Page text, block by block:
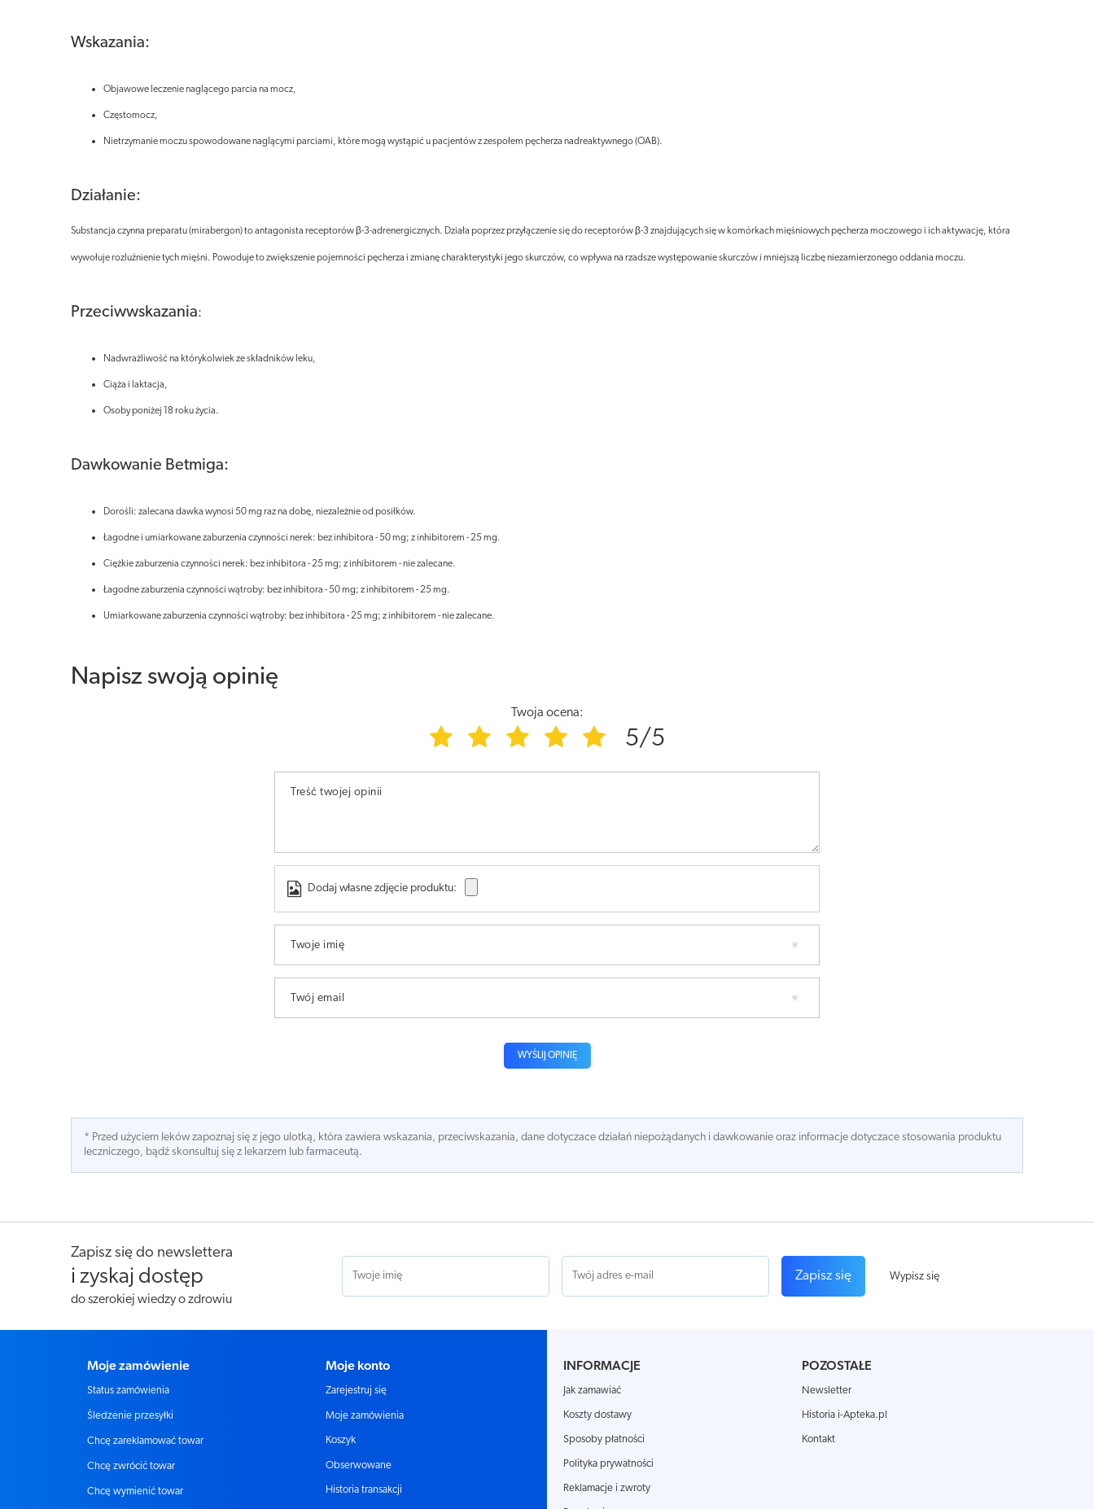
Wskazania:
Objawowe leczenie naglącego parcia na mocz,
Częstomocz,
Nietrzymanie moczu spowodowane naglącymi parciami, które mogą wystąpić u pacjentów z zespołem pęcherza nadreaktywnego (OAB).
Działanie:
Substancja czynna preparatu (mirabergon) to antagonista receptorów β-3-adrenergicznych. Działa poprzez przyłączenie się do receptorów β-3 znajdujących się w komórkach mięśniowych pęcherza moczowego i ich aktywację, która
wywołuje rozluźnienie tych mięśni. Powoduje to zwiększenie pojemności pęcherza i zmianę charakterystyki jego skurczów, co wpływa na rzadsze występowanie skurczów i mniejszą liczbę niezamierzonego oddania moczu.
Przeciwwskazania:
Nadwrażliwość na którykolwiek ze składników leku,
Ciąża i laktacja,
Osoby poniżej 18 roku życia.
Dawkowanie Betmiga:
Dorośli: zalecana dawka wynosi 50 mg raz na dobę, niezależnie od posiłków.
Łagodne i umiarkowane zaburzenia czynności nerek: bez inhibitora - 50 mg; z inhibitorem - 25 mg.
Ciężkie zaburzenia czynności nerek: bez inhibitora - 25 mg; z inhibitorem - nie zalecane.
Łagodne zaburzenia czynności wątroby: bez inhibitora - 50 mg; z inhibitorem - 25 mg.
Umiarkowane zaburzenia czynności wątroby: bez inhibitora - 25 mg; z inhibitorem - nie zalecane.
Napisz swoją opinię
Twoja ocena:
5/5
Treść twojej opinii
Dodaj własne zdjęcie produktu:
Twoje imię
Twój email
WYŚLIJ OPINIĘ
* Przed użyciem leków zapoznaj się z jego ulotką, która zawiera wskazania, przeciwskazania, dane dotyczace działań niepożądanych i dawkowanie oraz informacje dotyczace stosowania produktu
leczniczego, bądź skonsultuj się z lekarzem lub farmaceutą.
Zapisz się do newslettera
i zyskaj dostęp
do szerokiej wiedzy o zdrowiu
Zapisz się Wypisz się
Moje zamówienie
Status zamówienia
Śledzenie przesyłki
Chcę zareklamować towar
Chcę zwrócić towar
Chcę wymienić towar
Moje konto
Zarejestruj się
Moje zamówienia
Koszyk
Obserwowane
Historia transakcji
INFORMACJE
Jak zamawiać
Koszty dostawy
Sposoby płatności
Polityka prywatności
Reklamacje i zwroty
POZOSTAŁE
Newsletter
Historia i-Apteka.pl
Kontakt